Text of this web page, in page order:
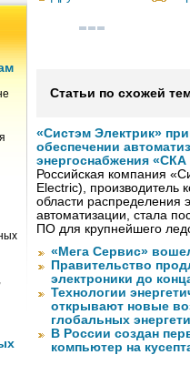
Статьи по схожей
«Систэм Электрик»
обеспечении
энергоснабжения
Российская компания
Electric), производитель
области распределения
автоматизации, стала
ПО для крупнейшего
«Мега Сервис»
Правительство
электроники до
Технологии
открывают новые
глобальных
В России создан
компьютер на